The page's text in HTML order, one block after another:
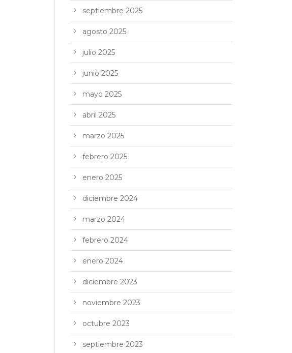
septiembre 2025
agosto 2025
julio 2025
junio 2025
mayo 2025
abril 2025
marzo 2025
febrero 2025
enero 2025
diciembre 2024
marzo 2024
febrero 2024
enero 2024
diciembre 2023
noviembre 2023
octubre 2023
septiembre 2023